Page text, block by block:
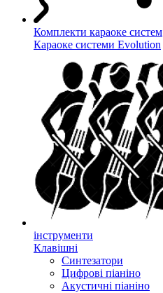
Комплекти караоке систем
Караоке системи Evolution
інструменти
Клавішні
Синтезатори
Цифрові піаніно
Акустичні піаніно